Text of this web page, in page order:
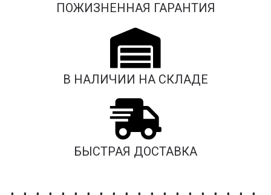
ПОЖИЗНЕННАЯ ГАРАНТИЯ
В НАЛИЧИИ НА СКЛАДЕ
БЫСТРАЯ ДОСТАВКА